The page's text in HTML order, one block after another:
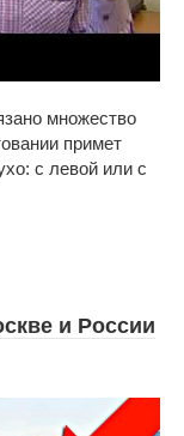
множество
примет
с левой или с
и России